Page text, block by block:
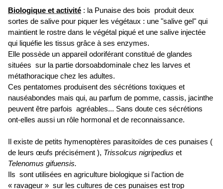
Biologique et activité : la Punaise des bois produit deux
sortes de salive pour piquer les végétaux : une "salive gel" qui
maintient le rostre dans le végétal piqué et une salive injectée
qui liquéfie les tissus grâce à ses enzymes.
Elle possède un appareil odoriférant constitué de glandes
situées sur la partie dorsoabdominale chez les larves et
métathoracique chez les adultes.
Ces pentatomes produisent des sécrétions toxiques et
nauséabondes mais qui, au parfum de pomme, cassis, jacinthe
peuvent être parfois agréables... Sans doute ces sécrétions
ont-elles aussi un rôle hormonal et de reconnaissance.
Il existe de petits hymenoptères parasitoïdes de ces punaises (
de leurs œufs précisément ), Trissolcus nigripedius et
Telenomus gifuensis.
Ils sont utilisées en agriculture biologique si l’action de
« ravageur » sur les cultures de ces punaises est trop